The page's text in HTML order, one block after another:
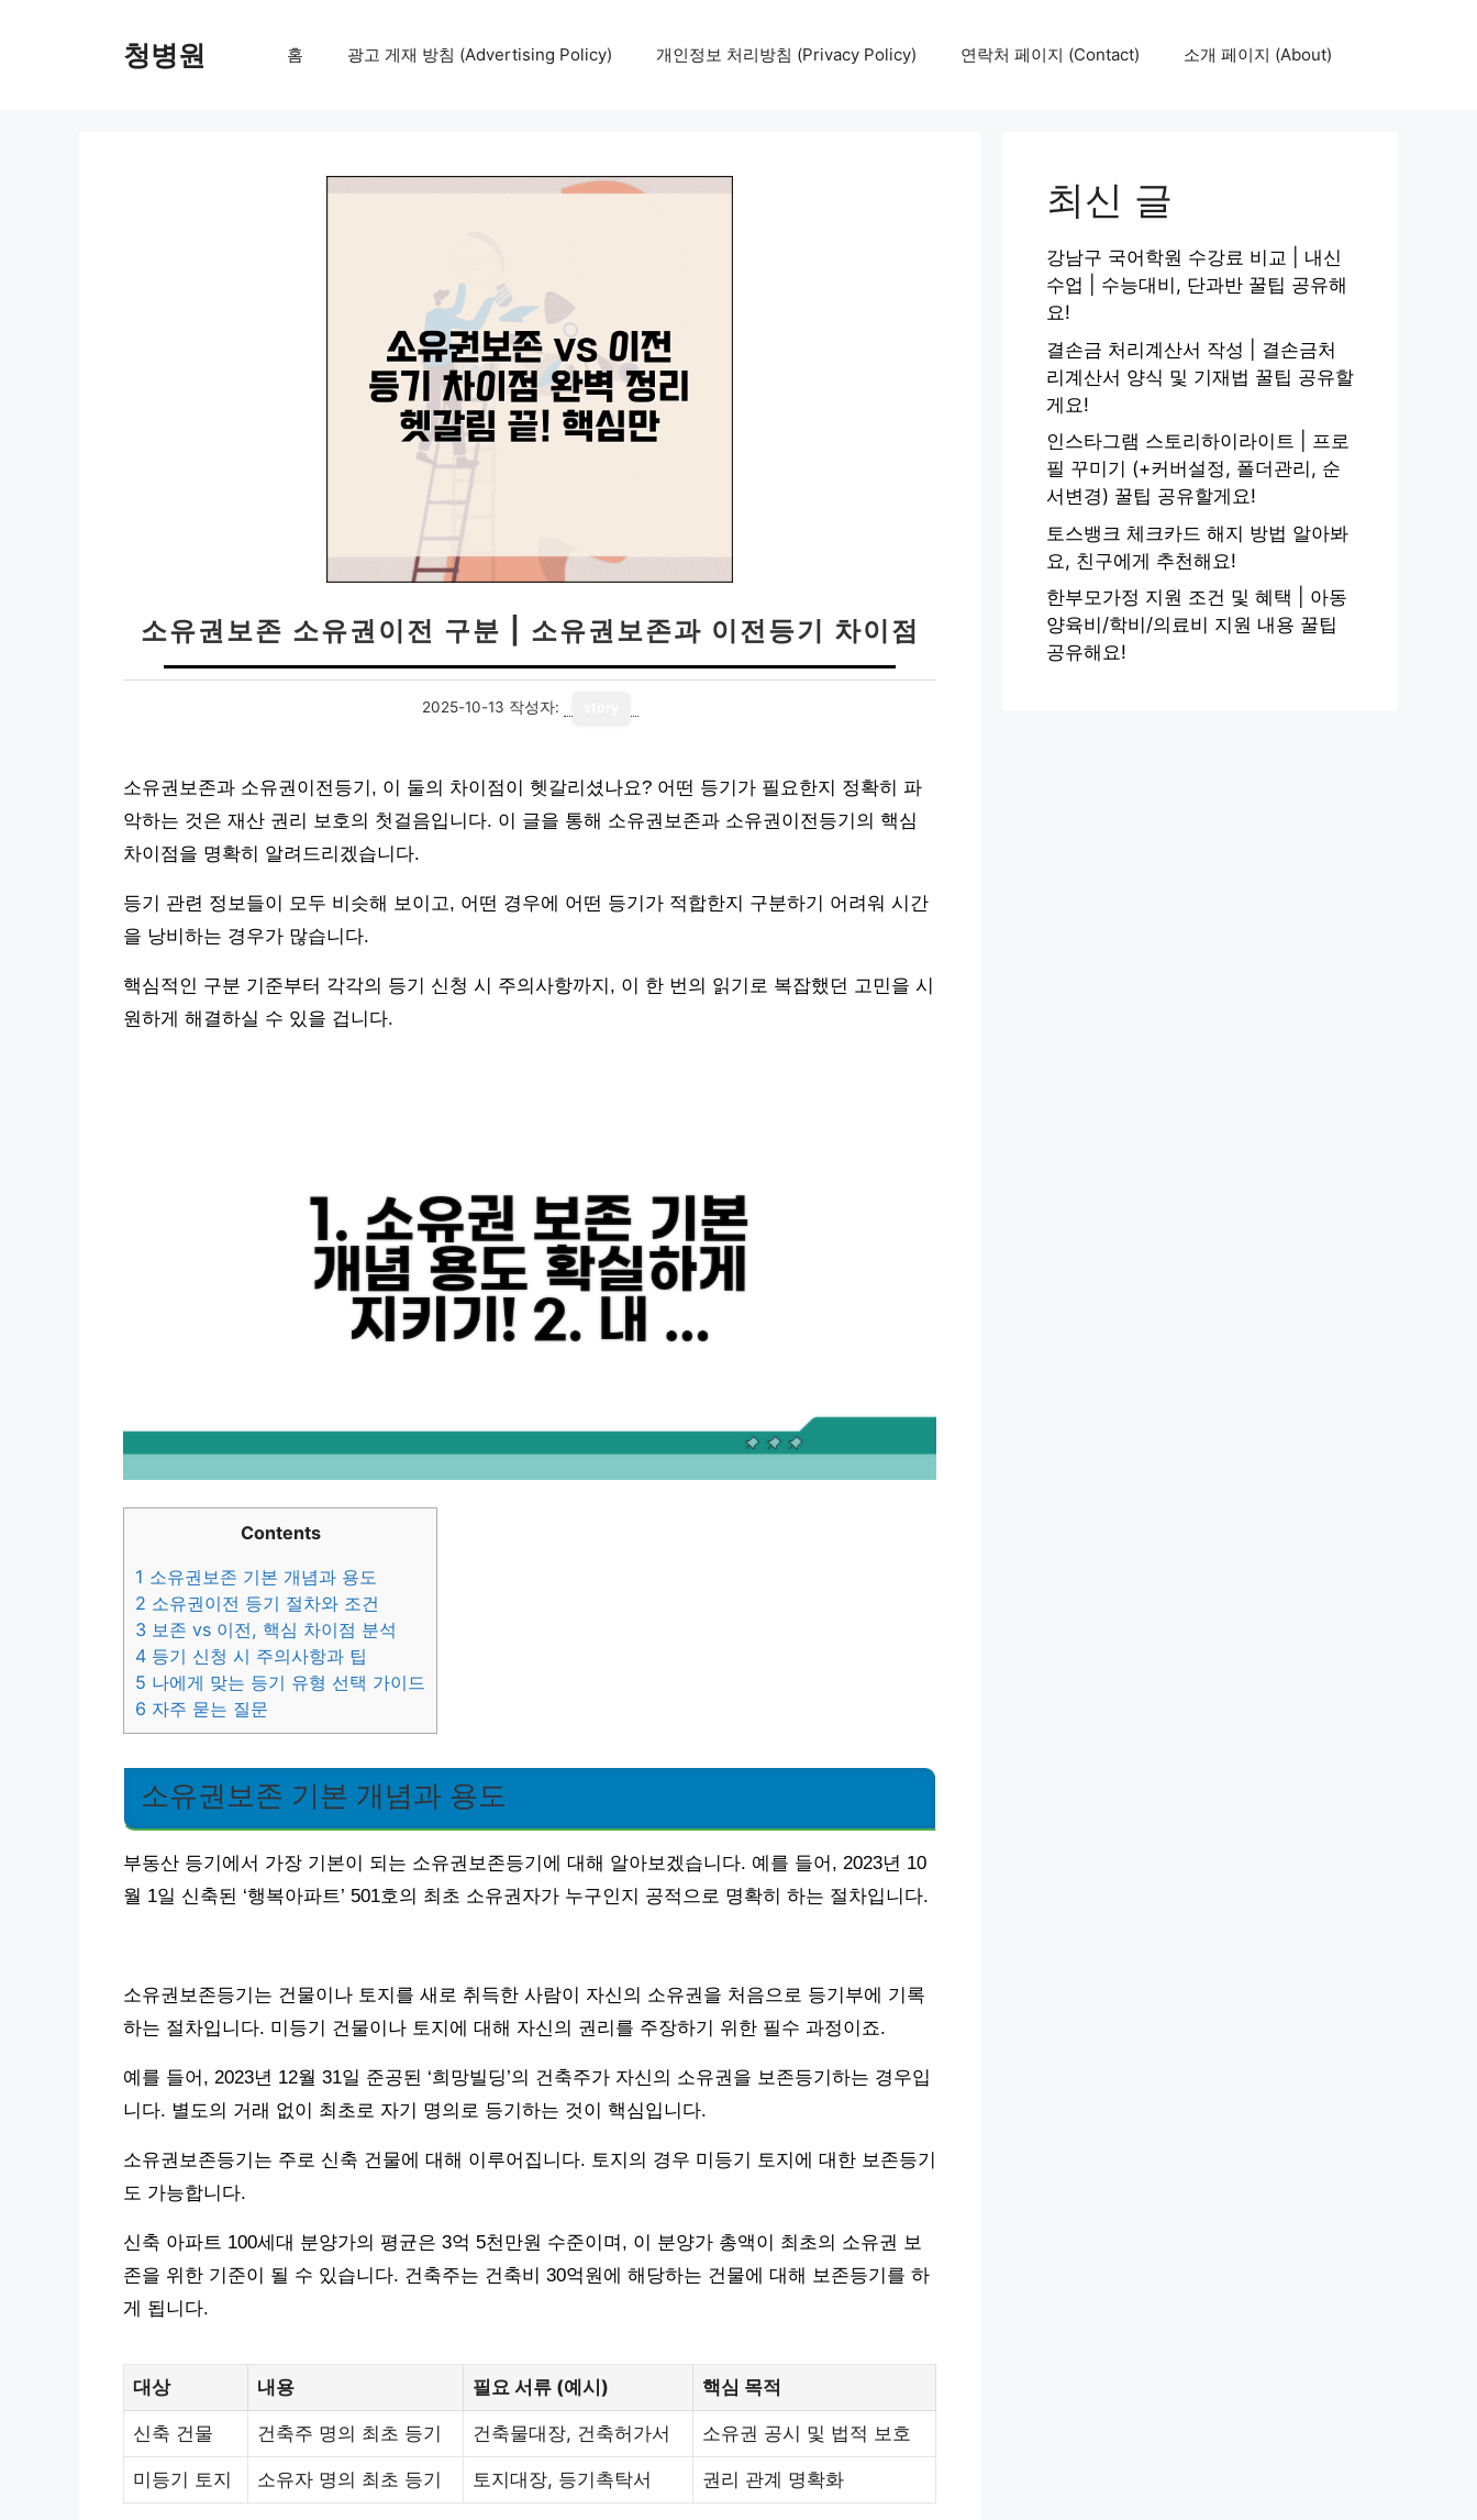
청병원 홈 광고 게재 방침 (Advertising Policy) 개인정보 처리방침 (Privacy Policy) 연락처 페이지 (Contact) 소개 페이지 (About)
소유권보존 소유권이전 구분 | 소유권보존과 이전등기 차이점
2025-10-13 작성자:
소유권보존과 소유권이전등기, 이 둘의 차이점이 헷갈리셨나요? 어떤 등기가 필요한지 정확히 파
악하는 것은 재산 권리 보호의 첫걸음입니다. 이 글을 통해 소유권보존과 소유권이전등기의 핵심
차이점을 명확히 알려드리겠습니다.
등기 관련 정보들이 모두 비슷해 보이고, 어떤 경우에 어떤 등기가 적합한지 구분하기 어려워 시간
을 낭비하는 경우가 많습니다.
핵심적인 구분 기준부터 각각의 등기 신청 시 주의사항까지, 이 한 번의 읽기로 복잡했던 고민을 시
원하게 해결하실 수 있을 겁니다.
Contents
1 소유권보존 기본 개념과 용도
2 소유권이전 등기 절차와 조건
3 보존 vs 이전, 핵심 차이점 분석
4 등기 신청 시 주의사항과 팁
5 나에게 맞는 등기 유형 선택 가이드
6 자주 묻는 질문
소유권보존 기본 개념과 용도
부동산 등기에서 가장 기본이 되는 소유권보존등기에 대해 알아보겠습니다. 예를 들어, 2023년 10
월 1일 신축된 ‘행복아파트’ 501호의 최초 소유권자가 누구인지 공적으로 명확히 하는 절차입니다.
소유권보존등기는 건물이나 토지를 새로 취득한 사람이 자신의 소유권을 처음으로 등기부에 기록
하는 절차입니다. 미등기 건물이나 토지에 대해 자신의 권리를 주장하기 위한 필수 과정이죠.
예를 들어, 2023년 12월 31일 준공된 ‘희망빌딩’의 건축주가 자신의 소유권을 보존등기하는 경우입
니다. 별도의 거래 없이 최초로 자기 명의로 등기하는 것이 핵심입니다.
소유권보존등기는 주로 신축 건물에 대해 이루어집니다. 토지의 경우 미등기 토지에 대한 보존등기
도 가능합니다.
신축 아파트 100세대 분양가의 평균은 3억 5천만원 수준이며, 이 분양가 총액이 최초의 소유권 보
존을 위한 기준이 될 수 있습니다. 건축주는 건축비 30억원에 해당하는 건물에 대해 보존등기를 하
게 됩니다.
대상 내용 필요 서류 (예시) 핵심 목적
신축 건물 건축주 명의 최초 등기 건축물대장, 건축허가서 소유권 공시 및 법적 보호
미등기 토지 소유자 명의 최초 등기 토지대장, 등기촉탁서 권리 관계 명확화
최신 글
강남구 국어학원 수강료 비교 | 내신
수업 | 수능대비, 단과반 꿀팁 공유해
요!
결손금 처리계산서 작성 | 결손금처
리계산서 양식 및 기재법 꿀팁 공유할
게요!
인스타그램 스토리하이라이트 | 프로
필 꾸미기 (+커버설정, 폴더관리, 순
서변경) 꿀팁 공유할게요!
토스뱅크 체크카드 해지 방법 알아봐
요, 친구에게 추천해요!
한부모가정 지원 조건 및 혜택 | 아동
양육비/학비/의료비 지원 내용 꿀팁
공유해요!